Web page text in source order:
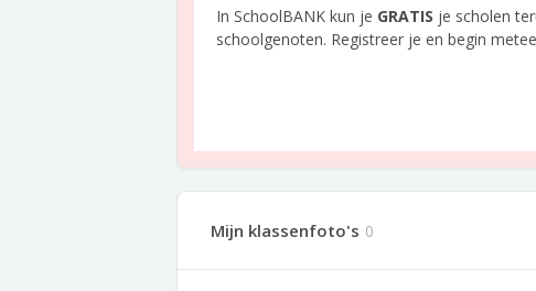
In SchoolBANK kun je GRATIS je scholen
schoolgenoten. Registreer je en begin
Mijn klassenfoto's 0